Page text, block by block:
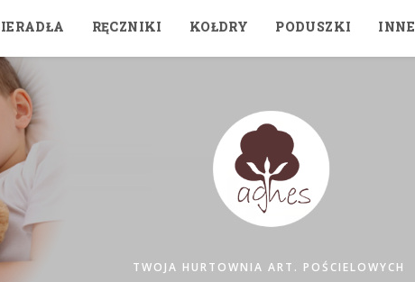
RĘCZNIKI KOŁDRY PODUSZKI INNE
TWOJA HURTOWNIA ART. POŚCIELOWYCH